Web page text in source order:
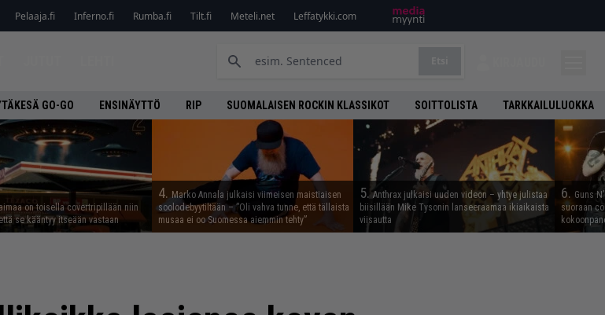
Pelaaja.fi Inferno.fi Rumba.fi Tilt.fi Meteli.net Leffatykki.com
GO-GO ENSINÄYTTÖ RIP SUOMALAISEN ROCKIN KLASSIKOT SOITTOLISTA TARKKAILULUOKKA
on toisella covertripillään niin
se kääntyy itseään vastaan
4. Marko Annala julkaisi viimeisen maistiaisen
soolodebyytiltään – ”Oli vahva tunne, että tällaista
musaa ei oo Suomessa aiemmin tehty”
5.Anthrax julkaisi uuden videon – yhtye julistaa
biisillään Mike Tysonin lanseeraamaa ikiaikaista
viisautta
6. Guns
suoraan